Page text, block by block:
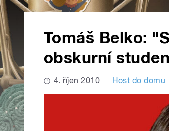
Tomáš Belko:
obskurní
4. říjen 2010 Host do domu